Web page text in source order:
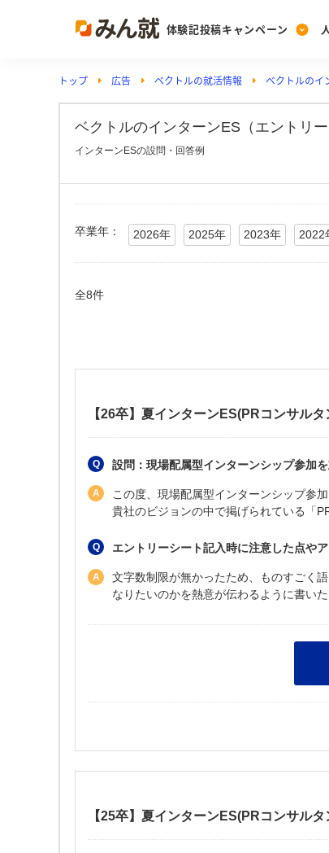
体験記投稿キャンペーン
Post
投稿する
Ranking
ランキングを見
Vote
PickUp
注目の企業特集
動画で知ろう！
トップ 広告 ベクトルの就活情報 ベクトルのイ
ベクトルのインターンES（エントリ
インターンESの設問・回答例
卒業年： 2026年 2025年 2023年 2022
全8件
【26卒】夏インターンES(PRコンサルタ
設問：現場配属型インターンシップ参加
この度、現場配属型インターンシップ参
貴社のビジョンの中で掲げられている「
エントリーシート記入時に注意した点や
文字数制限が無かったため、ものすごく
なりたいのかを熱意が伝わるように書いた
【25卒】夏インターンES(PRコンサルタ